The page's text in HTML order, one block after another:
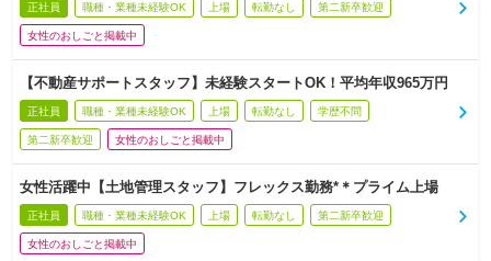
正社員 職種・業種未経験OK 上場 転勤なし 第二新卒歓迎
女性のおしごと掲載中
【不動産サポートスタッフ】未経験スタートOK！平均年収965万円
正社員 職種・業種未経験OK 上場 転勤なし 学歴不問
第二新卒歓迎 女性のおしごと掲載中
女性活躍中【土地管理スタッフ】フレックス勤務*＊プライム上場
正社員 職種・業種未経験OK 上場 転勤なし 第二新卒歓迎
女性のおしごと掲載中